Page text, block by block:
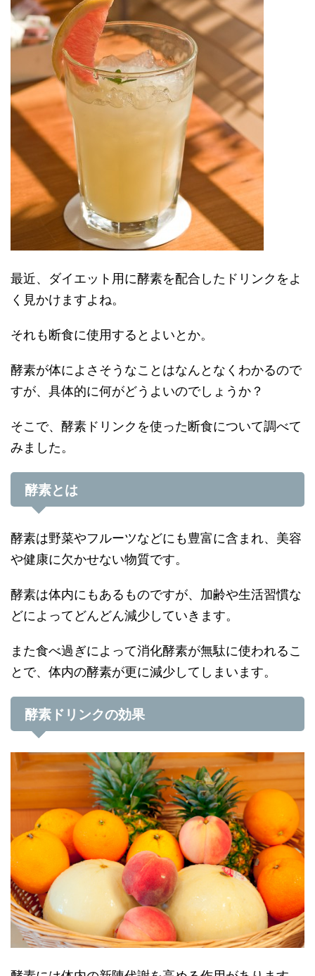
最近、ダイエット用に酵素を配合したドリンクをよ
く見かけますよね。
それも断食に使用するとよいとか。
酵素が体によさそうなことはなんとなくわかるので
すが、具体的に何がどうよいのでしょうか？
そこで、酵素ドリンクを使った断食について調べて
みました。
酵素とは
酵素は野菜やフルーツなどにも豊富に含まれ、美容
や健康に欠かせない物質です。
酵素は体内にもあるものですが、加齢や生活習慣な
どによってどんどん減少していきます。
また食べ過ぎによって消化酵素が無駄に使われるこ
とで、体内の酵素が更に減少してしまいます。
酵素ドリンクの効果